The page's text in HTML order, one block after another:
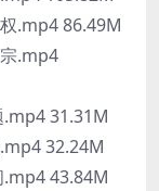
.mp4 86.49M
.mp4
31.31M
32.24M
43.84M